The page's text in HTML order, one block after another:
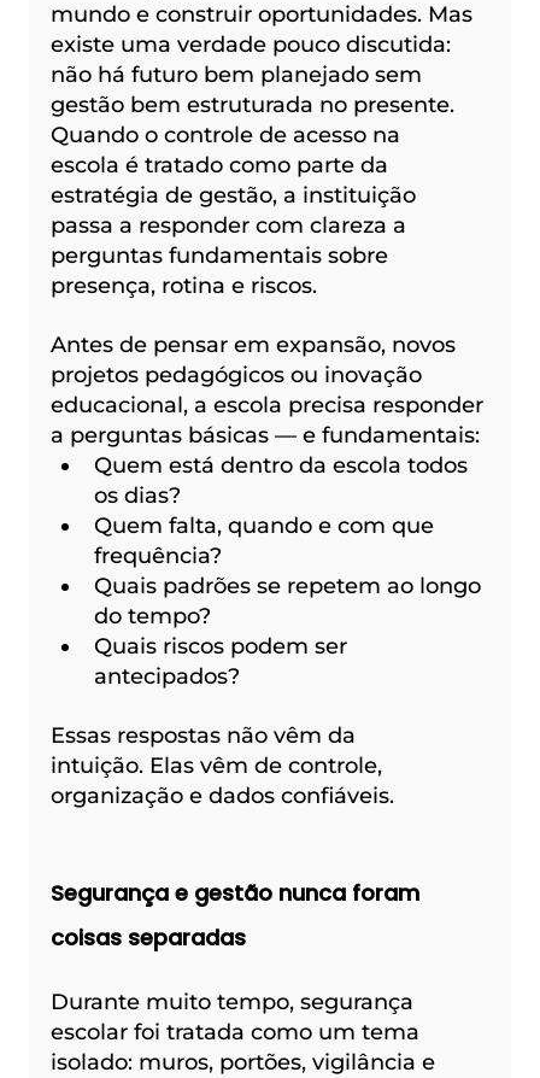
mundo e construir oportunidades. Mas
existe uma verdade pouco discutida:
não há futuro bem planejado sem
gestão bem estruturada no presente.
Quando o controle de acesso na
escola é tratado como parte da
estratégia de gestão, a instituição
passa a responder com clareza a
perguntas fundamentais sobre
presença, rotina e riscos.
Antes de pensar em expansão, novos
projetos pedagógicos ou inovação
educacional, a escola precisa responder
a perguntas básicas — e fundamentais:
Quem está dentro da escola todos
os dias?
Quem falta, quando e com que
frequência?
Quais padrões se repetem ao longo
do tempo?
Quais riscos podem ser
antecipados?
Essas respostas não vêm da
intuição. Elas vêm de controle,
organização e dados confiáveis.
Segurança e gestão nunca foram
coisas separadas
Durante muito tempo, segurança
escolar foi tratada como um tema
isolado: muros, portões, vigilância e